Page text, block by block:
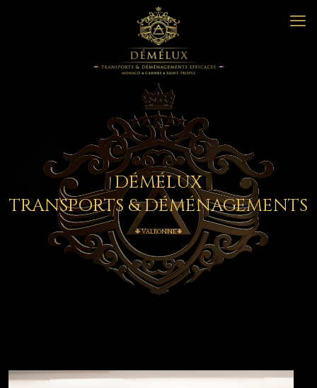
DÉMÉLUX
TRANSPORTS & DÉMÉNAGEMENTS
Valbonne